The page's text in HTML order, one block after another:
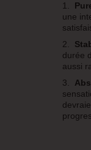
1.
une
2.
durée
aussi
3.